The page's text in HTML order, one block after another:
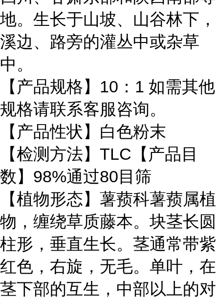
地。生长于山坡、山谷林下，
溪边、路旁的灌丛中或杂草
中。
【产品规格】10：1 如需其他
规格请联系客服咨询。
【产品性状】白色粉末
【检测方法】TLC 【产品目
数】98%通过80目筛
【植物形态】薯蓣科薯蓣属植
物，缠绕草质藤本。块茎长圆
柱形，垂直生长。茎通常带紫
红色，右旋，无毛。单叶，在
茎下部的互生，中部以上的对